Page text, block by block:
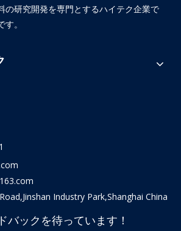
の研究開発を専門とするハイテク企業で
。
Industry Park,Shanghai China
バックを待っています！